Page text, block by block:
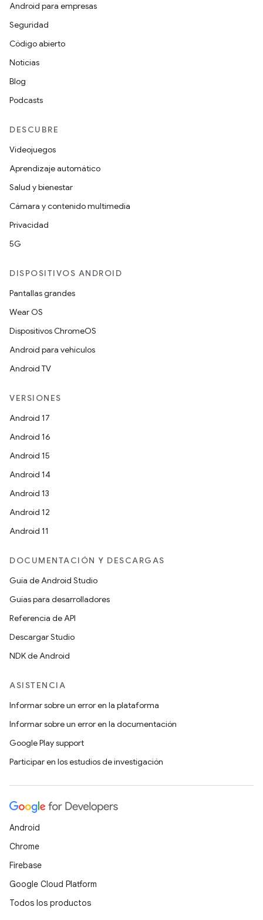
Android para empresas
Seguridad
Código abierto
Noticias
Blog
Podcasts
DESCUBRE
Videojuegos
Aprendizaje automático
Salud y bienestar
Cámara y contenido multimedia
Privacidad
5G
DISPOSITIVOS ANDROID
Pantallas grandes
Wear OS
Dispositivos ChromeOS
Android para vehículos
Android TV
VERSIONES
Android 17
Android 16
Android 15
Android 14
Android 13
Android 12
Android 11
DOCUMENTACIÓN Y DESCARGAS
Guía de Android Studio
Guías para desarrolladores
Referencia de API
Descargar Studio
NDK de Android
ASISTENCIA
Informar sobre un error en la plataforma
Informar sobre un error en la documentación
Google Play support
Participar en los estudios de investigación
Android
Chrome
Firebase
Google Cloud Platform
Todos los productos